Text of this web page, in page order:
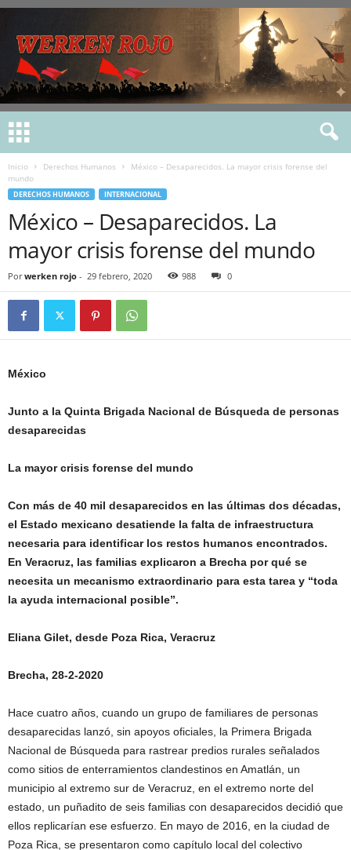
Inicio Derechos Humanos
México – Desaparecidos. La mayor crisis forense del
mundo
DERECHOS HUMANOS INTERNACIONAL
México – Desaparecidos. La
mayor crisis forense del mundo
Por werken rojo - 29 febrero, 2020 988 0
México
Junto a la Quinta Brigada Nacional de Búsqueda de personas
desaparecidas
La mayor crisis forense del mundo
Con más de 40 mil desaparecidos en las últimas dos décadas,
el Estado mexicano desatiende la falta de infraestructura
necesaria para identificar los restos humanos encontrados.
En Veracruz, las familias explicaron a Brecha por qué se
necesita un mecanismo extraordinario para esta tarea y “toda
la ayuda internacional posible”.
Eliana Gilet, desde Poza Rica, Veracruz
Brecha, 28-2-2020
Hace cuatro años, cuando un grupo de familiares de personas
desaparecidas lanzó, sin apoyos oficiales, la Primera Brigada
Nacional de Búsqueda para rastrear predios rurales señalados
como sitios de enterramientos clandestinos en Amatlán, un
municipio al extremo sur de Veracruz, en el extremo norte del
estado, un puñadito de seis familias con desaparecidos decidió que
ellos replicarían ese esfuerzo. En mayo de 2016, en la ciudad de
Poza Rica, se presentaron como capítulo local del colectivo